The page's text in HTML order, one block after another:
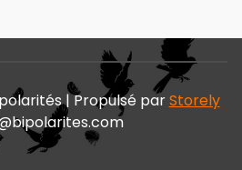
| Propulsé parStorely